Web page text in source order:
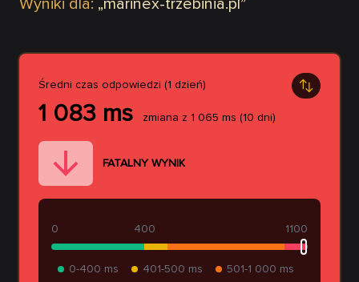
Wyniki dla: „marinex-trzebinia.pl ”
Średni czas odpowiedzi (1 dzień)
1 083 ms zmiana z 1 065 ms (10 dni)
FATALNY WYNIK
400
0 1100
0-400 ms 401-500 ms
501-1 000 ms